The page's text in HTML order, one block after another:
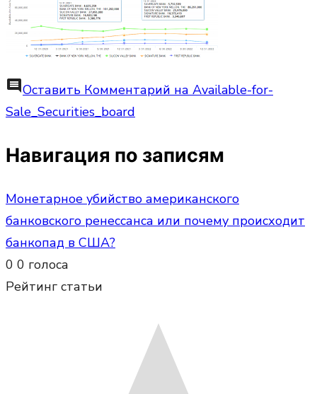
commentОставить Комментарий на Available-for-
Sale_Securities_board
Навигация по записям
Монетарное убийство американского
банковского ренессанса или почему происходит
банкопад в США?
0 0 голоса
Рейтинг статьи